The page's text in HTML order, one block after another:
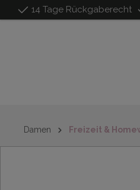
springen
14 Tage Rückgaberecht
Damen Freizeit &